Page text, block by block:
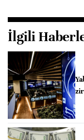
İlgili